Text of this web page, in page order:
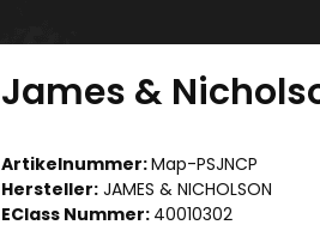
James &
Artikelnummer:Map-PSJNCP
Hersteller: JAMES & NICHOLSON
EClass Nummer: 40010302